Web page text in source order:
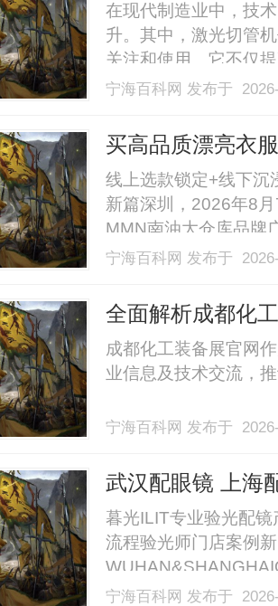
在现代制造业中，技
升。其中，激光切管
关注和使用。它不仅
加工带来了变革。本
一、激光切管机的工
表面，.........
宁海百科网 发布于
买高品质漂亮衣
线上选款锁定+线下沉
新篇深圳，2026年8
MMN南油大仓库品牌
出时尚邀约，宣告南
新，正式落地全新平
宁海百科网 发布于
全面解析成都化
成都化工装备展官网
业信息及技术交流，
宁海百科网 发布于
武汉配眼镜 上海
暮光ILIT专业验光配
流程验光师门店案例
业验光配镜的写字楼
宁海百科网 发布于